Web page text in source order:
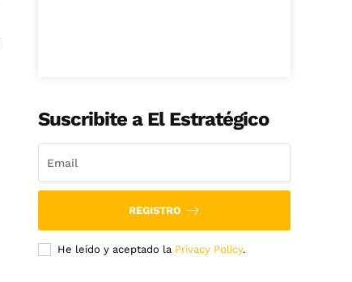
Suscribite a El Estratégico
REGISTRO
He leído y aceptado la Privacy Policy.